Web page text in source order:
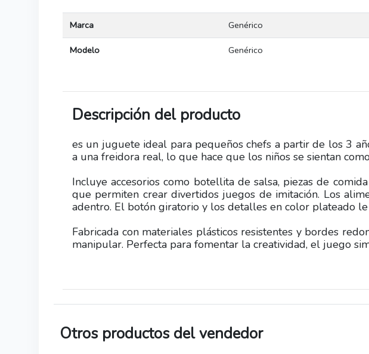
Marca Genérico
Modelo Genérico
Descripción del producto
es un juguete ideal para pequeños chefs a partir de los 3
a una freidora real, lo que hace que los niños se sientan
Incluye accesorios como botellita de salsa, piezas de
que permiten crear divertidos juegos de imitación. Los
adentro. El botón giratorio y los detalles en color plateado
Fabricada con materiales plásticos resistentes y bordes
manipular. Perfecta para fomentar la creatividad, el juego
Otros productos del vendedor